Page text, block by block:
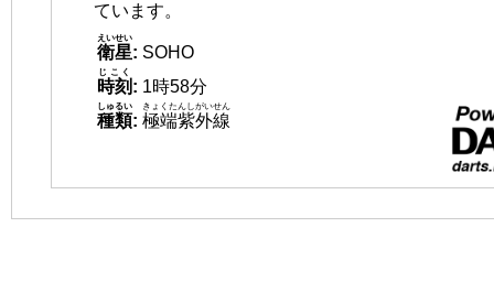
ています。
衛星
えいせい
: SOHO
時刻
じこく
: 1時58分
種類
しゅるい
: 極端紫外線
きょくたんしがいせん